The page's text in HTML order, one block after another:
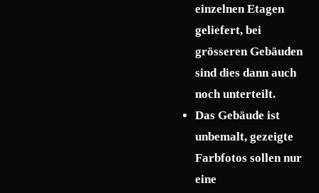
einzelnen Etagen
geliefert, bei
grösseren Gebäuden
sind dies dann auch
noch unterteilt.
Das Gebäude ist
unbemalt, gezeigte
Farbfotos sollen nur
eine